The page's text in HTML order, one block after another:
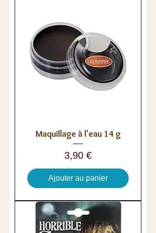
Maquillage à l'eau 14 g
Prix
3,90 €
Ajouter au panier